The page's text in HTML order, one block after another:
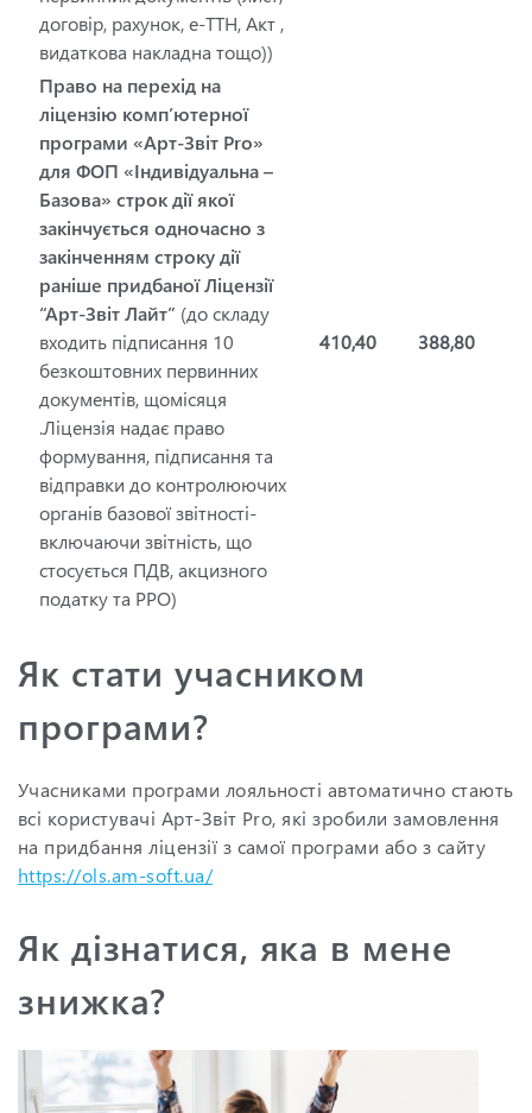
договір, рахунок, е-ТТН, Акт ,
видаткова накладна тощо))
Право на перехід на
ліцензію комп’ютерної
програми «Арт-Звіт Pro»
для ФОП «Індивідуальна –
Базова» строк дії якої
закінчується одночасно з
закінченням строку дії
раніше придбаної Ліцензії
“Арт-Звіт Лайт” (до складу
входить підписання 10
безкоштовних первинних
документів, щомісяця
.Ліцензія надає право
формування, підписання та
відправки до контролюючих
органів базової звітності-
включаючи звітність, що
стосується ПДВ, акцизного
податку та РРО)
410,40 388,80
Як стати учасником
програми?
Учасниками програми лояльності автоматично стають
всі користувачі Арт-Звіт Pro, які зробили замовлення
на придбання ліцензії з самої програми або з сайту
https://ols.am-soft.ua/
Як дізнатися, яка в мене
знижка?